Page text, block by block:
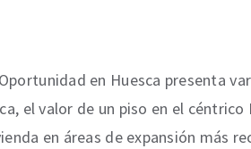
en Huesca presenta
el valor de un piso en el
en áreas de expansión más